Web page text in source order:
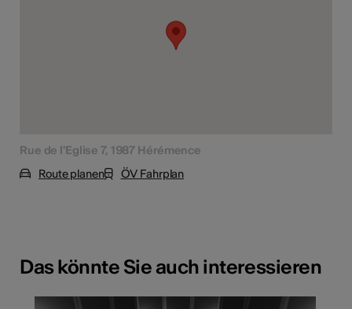
Rue de l'Eglise 7, 1987 Hérémence
Route planen
ÖV Fahrplan
Das könnte Sie auch interessieren